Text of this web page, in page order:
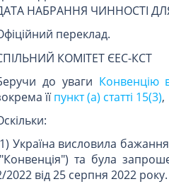
НАБРАННЯ ЧИННОСТІ
переклад.
КОМІТЕТ ЄЕС-КСТ
до уваги Конвенцію
їїпункт (a) статті 15(3),
Україна висловила
та була
2022 від 25 серпня 2022 року.